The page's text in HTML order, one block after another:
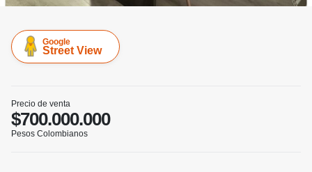
Google
Street View
Precio de venta
$700.000.000
Pesos Colombianos